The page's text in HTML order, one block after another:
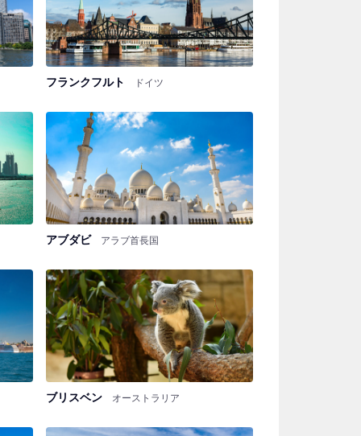
フランクフルト ドイツ
アブダビ アラブ首長国
ブリスベン オーストラリア